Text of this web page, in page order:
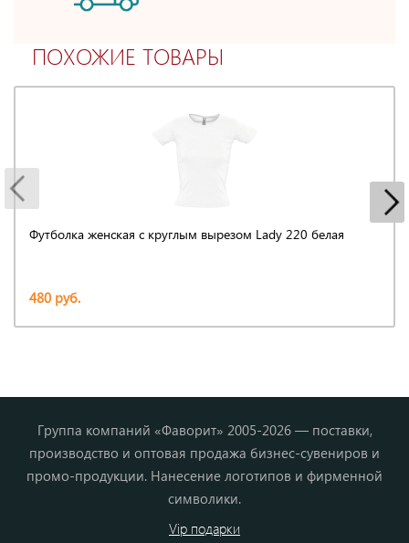
ПОХОЖИЕ ТОВАРЫ
Футболка женская с круглым вырезом Lady 220 белая
480 руб.
Группа компаний «Фаворит» 2005-2026 — поставки,
производство и оптовая продажа бизнес-сувениров и
промо-продукции. Нанесение логотипов и фирменной
символики.
Vip подарки